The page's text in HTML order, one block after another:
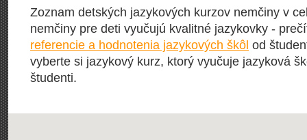
Zoznam detských jazykových kurzov nemčiny v
nemčiny pre deti vyučujú kvalitné jazykovky -
referencie a hodnotenia jazykových škôl od
vyberte si jazykový kurz, ktorý vyučuje jazyková
študenti.